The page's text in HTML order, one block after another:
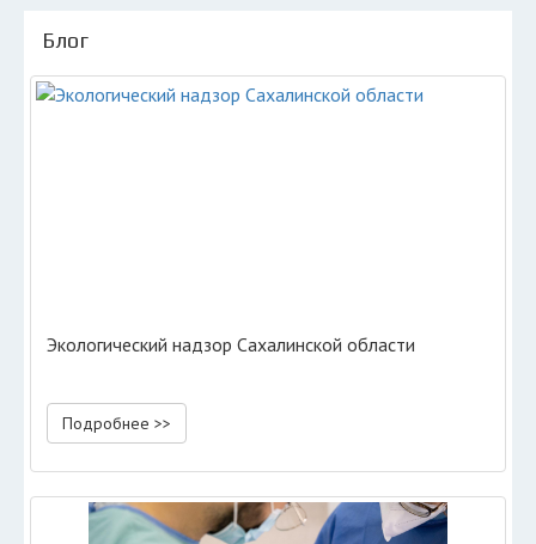
Блог
Экологический надзор Сахалинской области
Подробнее >>